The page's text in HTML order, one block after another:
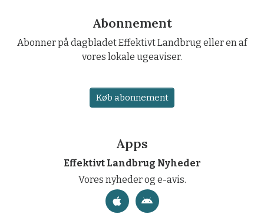
Abonnement
Abonner på dagbladet Effektivt Landbrug eller en af
vores lokale ugeaviser.
Køb abonnement
Apps
Effektivt Landbrug Nyheder
Vores nyheder og e-avis.